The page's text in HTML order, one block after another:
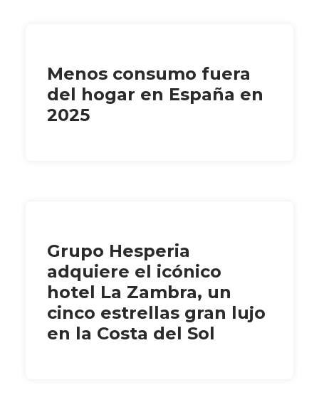
Menos consumo fuera
del hogar en España en
2025
Grupo Hesperia
adquiere el icónico
hotel La Zambra, un
cinco estrellas gran lujo
en la Costa del Sol